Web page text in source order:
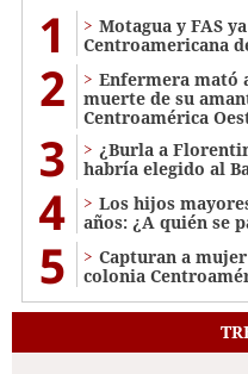
1
Motagua y FAS
Centroamericana
2
Enfermera mató
muerte de su
Centroamérica
3
¿Burla a
habría elegido al
4
Los hijos
años: ¿A quién se
5
Capturan a
colonia